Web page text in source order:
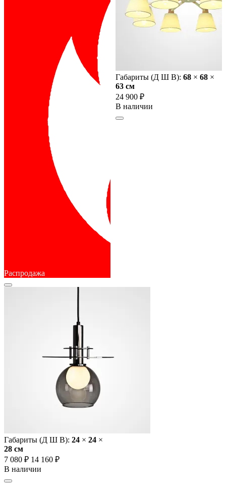
Распродажа
Габариты (Д Ш В): 24 × 24 ×
28 cм
7 080 ₽ 14 160 ₽
В наличии
Габариты (Д Ш В): 68 × 68 ×
63 cм
24 900 ₽
В наличии